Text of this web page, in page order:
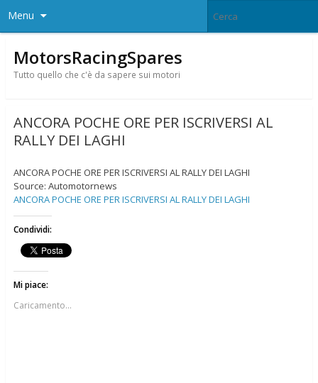
Menu
MotorsRacingSpares
Tutto quello che c'è da sapere sui motori
ANCORA POCHE ORE PER ISCRIVERSI AL
RALLY DEI LAGHI
ANCORA POCHE ORE PER ISCRIVERSI AL RALLY DEI LAGHI
Source: Automotornews
ANCORA POCHE ORE PER ISCRIVERSI AL RALLY DEI LAGHI
Condividi:
Mi piace:
Caricamento...